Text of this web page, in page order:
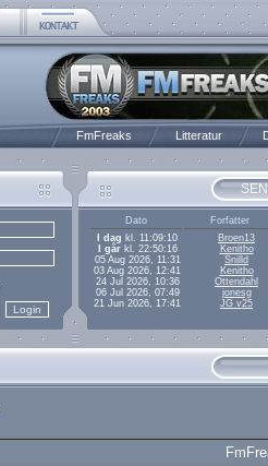
FmFreaks Litteratur
Dato
Forfatter
I dag kl. 11:09:10
Broen13
I gårkl. 22:50:16
Kenitho
05 Aug 2026, 11:31
Snilld
03 Aug 2026, 12:41
Kenitho
24 Jul 2026, 10:36
Ottendahl
06 Jul 2026, 07:49
jonesg
21 Jun 2026, 17:41
JG v25